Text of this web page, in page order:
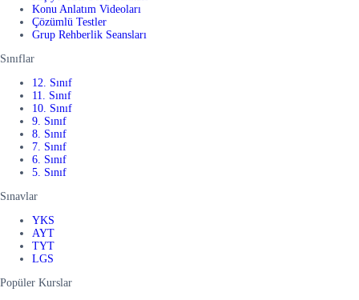
Konu Anlatım Videoları
Çözümlü Testler
Grup Rehberlik Seansları
Sınıflar
12. Sınıf
11. Sınıf
10. Sınıf
9. Sınıf
8. Sınıf
7. Sınıf
6. Sınıf
5. Sınıf
Sınavlar
YKS
AYT
TYT
LGS
Popüler Kurslar